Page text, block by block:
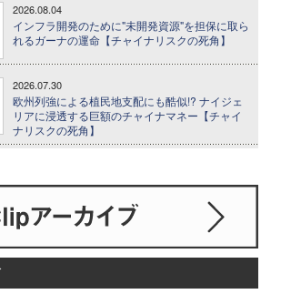
2026.08.04
インフラ開発のために"未開発資源"を担保に取ら
れるガーナの運命【チャイナリスクの死角】
2026.07.30
欧州列強による植民地支配にも酷似!? ナイジェ
リアに浸透する巨額のチャイナマネー【チャイ
ナリスクの死角】